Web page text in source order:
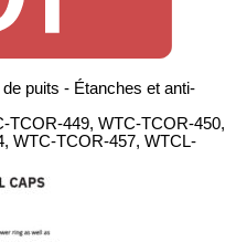
puits - Étanches et anti-
TCOR-449, WTC-TCOR-450,
WTC-TCOR-457, WTCL-